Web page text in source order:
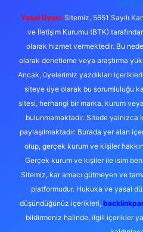
Yasal Uyarı: Sitemiz, 5651 Sayılı
ve İletişim Kurumu (BTK)
olarak hizmet vermektedir. Bu
olarak denetleme veya araştırma
Ancak, üyelerimiz yazdıkları
siteye üye olarak bu sorumluluğu
sitesi, herhangi bir marka, kurum
bulunmamaktadır. Sitede yalnızca
paylaşılmaktadır. Burada yer alan
olup, gerçek kurum ve kişiler
Gerçek kurum ve kişiler ile isim
Sitemiz, kar amacı gütmeyen ve
platformudur. Hukuka ve yasal
düşündüğünüz içerikleri,
bildirmeniz halinde, ilgili içerikler